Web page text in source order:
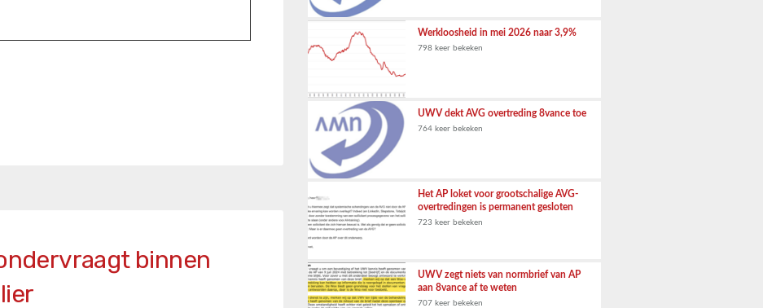
binnen
Werkloosheid in mei 2026 naar 3,9%
798 keer bekeken
UWV dekt AVG overtreding 8vance toe
764 keer bekeken
Het AP loket voor grootschalige AVG-
overtredingen is permanent gesloten
723 keer bekeken
UWV zegt niets van normbrief van AP
aan 8vance af te weten
707 keer bekeken